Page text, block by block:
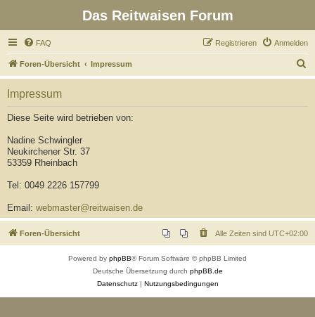
Das Reitwaisen Forum
FAQ Anmelden
Registrieren
Foren-Übersicht Impressum
u
Impressum
Diese Seite wird betrieben von:
Nadine Schwingler
Neukirchener Str. 37
53359 Rheinbach
Tel: 0049 2226 157799
Email: webmaster@reitwaisen.de
Foren-Übersicht Alle Zeiten sind UTC+02:00
Powered by phpBB® Forum Software © phpBB Limited
Deutsche Übersetzung durch phpBB.de
Datenschutz| Nutzungsbedingungen